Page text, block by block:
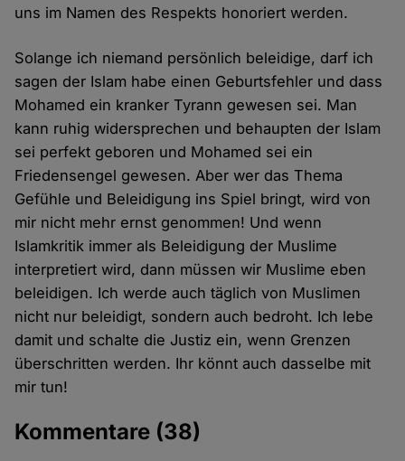
uns im Namen des Respekts honoriert werden.
Solange ich niemand persönlich beleidige, darf ich
sagen der Islam habe einen Geburtsfehler und dass
Mohamed ein kranker Tyrann gewesen sei. Man
kann ruhig widersprechen und behaupten der Islam
sei perfekt geboren und Mohamed sei ein
Friedensengel gewesen. Aber wer das Thema
Gefühle und Beleidigung ins Spiel bringt, wird von
mir nicht mehr ernst genommen! Und wenn
Islamkritik immer als Beleidigung der Muslime
interpretiert wird, dann müssen wir Muslime eben
beleidigen. Ich werde auch täglich von Muslimen
nicht nur beleidigt, sondern auch bedroht. Ich lebe
damit und schalte die Justiz ein, wenn Grenzen
überschritten werden. Ihr könnt auch dasselbe mit
mir tun!
Kommentare (38)